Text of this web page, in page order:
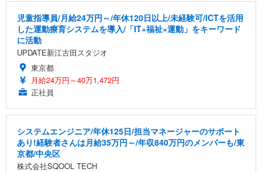
児童指導員/月給24万円～/年休120日以上/未経験可/ICTを活用
した運動療育システムを導入/「IT×福祉×運動」をキーワード
に活動
UPDATE新江古田スタジオ
東京都
月給24万円～40万1,472円
正社員
システムエンジニア/年休125日/担当マネージャーのサポート
あり!経験者さんは月給35万円～/年収840万円のメンバーも/東
京都/中央区
株式会社SQOOL TECH